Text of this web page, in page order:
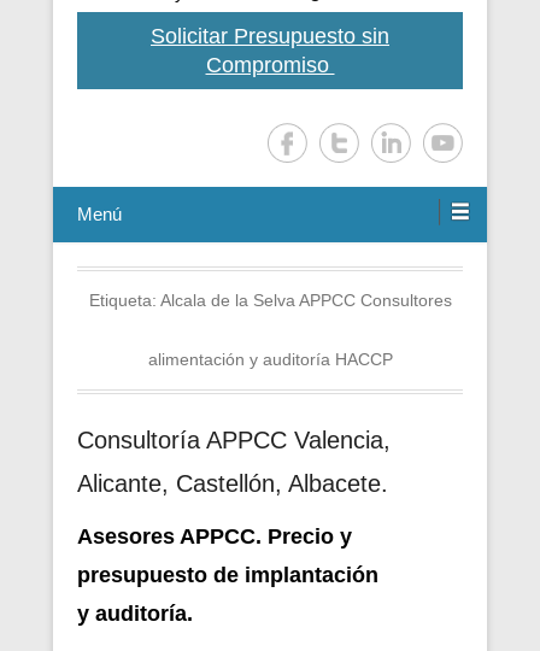
Solicitar Presupuesto sin
Compromiso
Menú
Etiqueta: Alcala de la Selva APPCC Consultores
alimentación y auditoría HACCP
Consultoría APPCC Valencia,
Alicante, Castellón, Albacete.
Asesores APPCC. Precio y
presupuesto de implantación
y auditoría.